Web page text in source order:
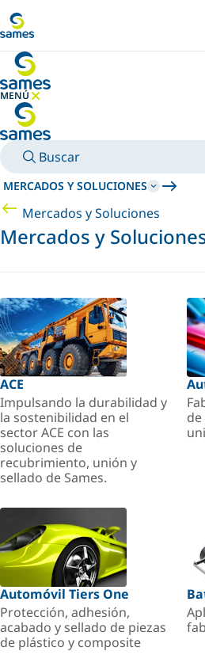
MENÚ
OCULTAR MENÚ
Buscar
MERCADOS Y SOLUCIONES
Mercados y Soluciones
Mercados y
ACE
Impulsando la durabilidad y
la sostenibilidad en el
sector ACE con las
soluciones de
recubrimiento, unión y
sellado de Sames.
Automóvil Tiers One
Protección, adhesión,
acabado y sellado de piezas
de plástico y composite